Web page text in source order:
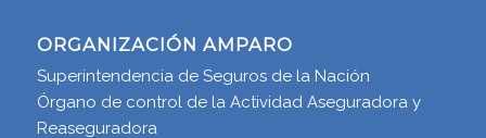
ORGANIZACIÓN AMPARO
Superintendencia de Seguros de la Nación
Órgano de control de la Actividad Aseguradora y
Reaseguradora